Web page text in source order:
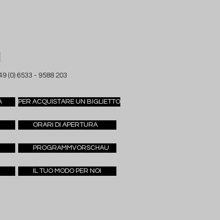
(0) 6533 - 9588 203
PER ACQUISTARE UN BIGLIETTO
ORARI DI APERTURA
PROGRAMMVORSCHAU
IL TUO MODO PER NOI